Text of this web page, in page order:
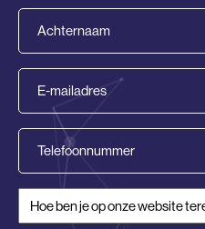
mailadres
(Vereist)
Telefoonnummer
Hoe ben je op onze website